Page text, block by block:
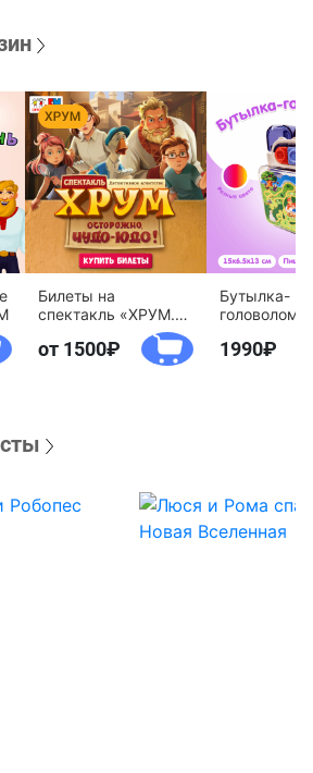
Билеты на
спектакль «ХРУМ.
Осторожно, Чудо-
Юдо!»
от 1500
Бутылка-
агентство
1990